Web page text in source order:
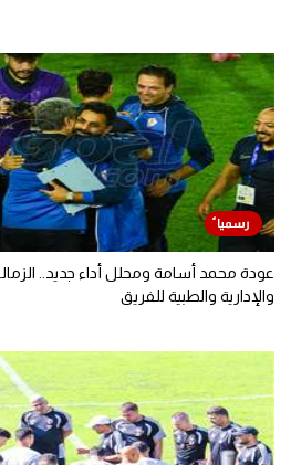
عودة محمد أسامة ومحلل أداء جديد..
والإدارية والطبية للفريق